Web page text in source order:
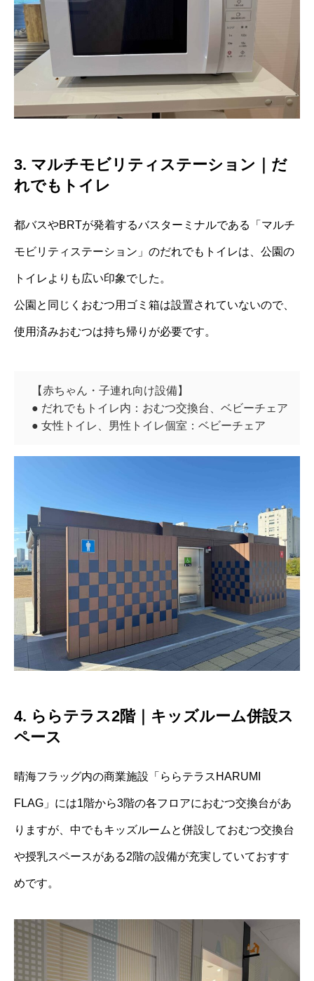
3. マルチモビリティステーション｜だ
れでもトイレ
都バスやBRTが発着するバスターミナルである「マルチ
モビリティステーション」のだれでもトイレは、公園の
トイレよりも広い印象でした。
公園と同じくおむつ用ゴミ箱は設置されていないので、
使用済みおむつは持ち帰りが必要です。
【赤ちゃん・子連れ向け設備】
● だれでもトイレ内：おむつ交換台、ベビーチェア
● 女性トイレ、男性トイレ個室：ベビーチェア
4. ららテラス2階｜キッズルーム併設ス
ペース
晴海フラッグ内の商業施設「ららテラスHARUMI
FLAG」には1階から3階の各フロアにおむつ交換台があ
りますが、中でもキッズルームと併設しておむつ交換台
や授乳スペースがある2階の設備が充実していておすす
めです。